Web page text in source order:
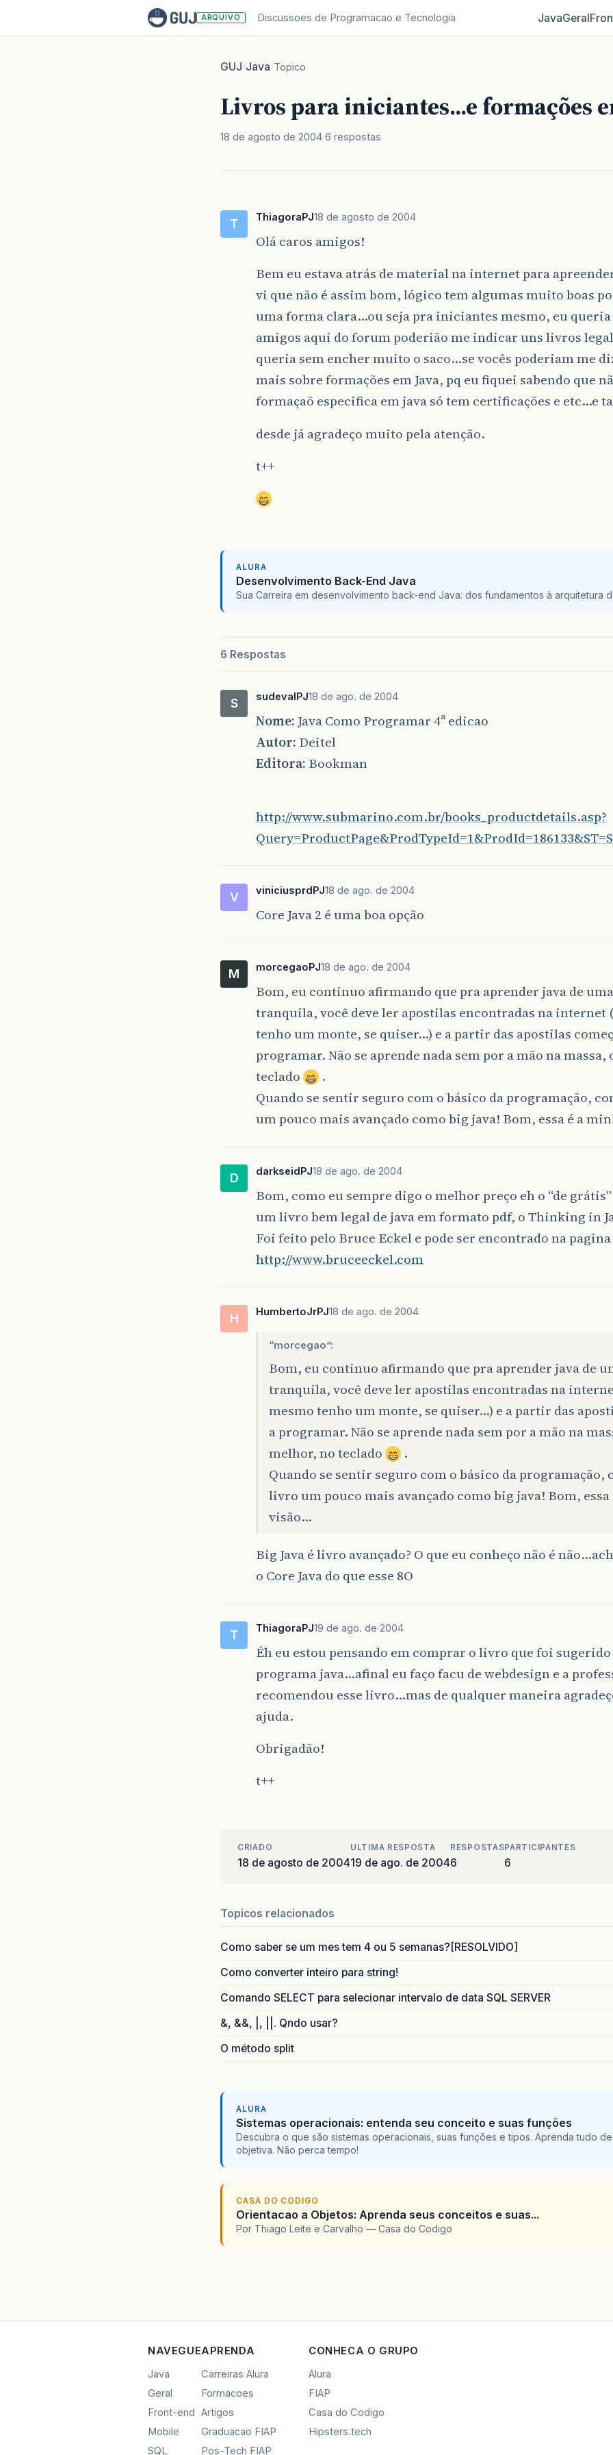
ARQUIVO Discussoes de Programacao e Tecnologia JavaGeral
GUJ/Java/Topico
Livros para iniciantes...e formações
18 de agosto de 2004 6 respostas
T ThiagoraPJ18 de agosto de 2004
Olá caros amigos!
Bem eu estava atrás de material na internet para
vi que não é assim bom, lógico tem algumas muito boas
uma forma clara…ou seja pra iniciantes mesmo, eu queria
amigos aqui do forum poderião me indicar uns livros
queria sem encher muito o saco…se vocês poderiam me
mais sobre formações em Java, pq eu fiquei sabendo que
formaçaõ especifica em java só tem certificações e etc…e
desde já agradeço muito pela atenção.
t++
ALURA
Desenvolvimento Back-End Java
Sua Carreira em desenvolvimento back-end Java: dos fundamentos à arquitetura
6 Respostas
S sudevalPJ18 de ago. de 2004
Nome: Java Como Programar 4ª edicao
Autor: Deitel
Editora: Bookman
http://www.submarino.com.br/books_productdetails.asp?
V viniciusprdPJ18 de ago. de 2004
Core Java 2 é uma boa opção
M morcegaoPJ18 de ago. de 2004
Bom, eu continuo afirmando que pra aprender java de
tranquila, você deve ler apostilas encontradas na internet
tenho um monte, se quiser…) e a partir das apostilas
programar. Não se aprende nada sem por a mão na
teclado
.
Quando se sentir seguro com o básico da programação,
um pouco mais avançado como big java! Bom, essa é a
D darkseidPJ18 de ago. de 2004
Bom, como eu sempre digo o melhor preço eh o “de
um livro bem legal de java em formato pdf, o Thinking in
Foi feito pelo Bruce Eckel e pode ser encontrado na
http://www.bruceeckel.com
H HumbertoJrPJ18 de ago. de 2004
“morcegao”:
Bom, eu continuo afirmando que pra aprender java de
tranquila, você deve ler apostilas encontradas na
mesmo tenho um monte, se quiser…) e a partir das
a programar. Não se aprende nada sem por a mão na
melhor, no teclado
.
Quando se sentir seguro com o básico da programação,
livro um pouco mais avançado como big java! Bom,
visão…
Big Java é livro avançado? O que eu conheço não é
o Core Java do que esse 8O
T ThiagoraPJ19 de ago. de 2004
Éh eu estou pensando em comprar o livro que foi
programa java…afinal eu faço facu de webdesign e a
recomendou esse livro…mas de qualquer maneira
ajuda.
Obrigadão!
t++
CRIADO
18 de agosto de 2004
ULTIMA RESPOSTA
19 de ago. de 2004
RESPOSTAS
6
PARTICIPANTES
6
Topicos relacionados
Como saber se um mes tem 4 ou 5 semanas?[RESOLVIDO]
Como converter inteiro para string!
Comando SELECT para selecionar intervalo de data SQL SERVER
&, &&, |, ||. Qndo usar?
O método split
ALURA
Sistemas operacionais: entenda seu conceito e suas funções
Descubra o que são sistemas operacionais, suas funções e tipos. Aprenda tudo
objetiva. Não perca tempo!
CASA DO CODIGO
Orientacao a Objetos: Aprenda seus conceitos e suas...
Por Thiago Leite e Carvalho — Casa do Codigo
NAVEGUE
Java
Geral
Front-end
Mobile
SQL
APRENDA
Carreiras Alura
Formacoes
Artigos
Graduacao FIAP
Pos-Tech FIAP
CONHECA O GRUPO
Alura
FIAP
Casa do Codigo
Hipsters.tech